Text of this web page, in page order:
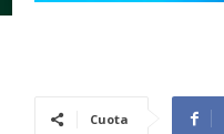
Cuota